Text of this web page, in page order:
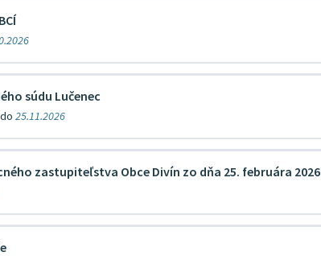
súdu Lučenec
25.11.2026
zastupiteľstva Obce Divín zo dňa 25. februára 2026